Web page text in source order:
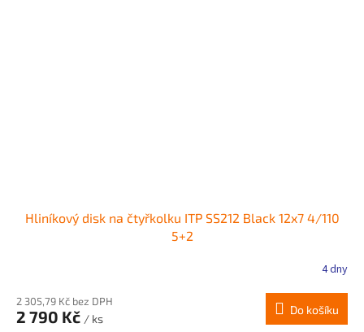
Hliníkový disk na čtyřkolku ITP SS212 Black 12x7 4/110
5+2
4 dny
2 305,79 Kč bez DPH
2 790 Kč / ks
Do košíku